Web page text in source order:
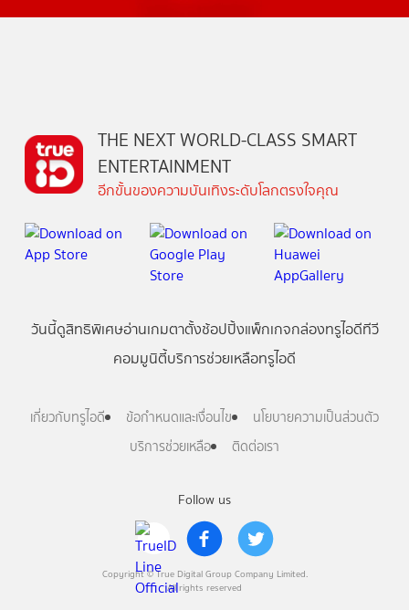
Follow us
Copyright © True Digital Group Company Limited.
All rights reserved
THE NEXT WORLD-CLASS SMART
ENTERTAINMENT
อีกขั้นของความบันเทิงระดับโลกตรงใจคุณ
วันนี้ดูสิทธิพิเศษอ่านเกมตาตั้งช้อปปิ้งแพ็กเกจกล่องทรูไอดีทีวี
คอมมูนิตี้บริการช่วยเหลือทรูไอดี
เกี่ยวกับทรูไอดี ข้อกำหนดและเงื่อนไข
นโยบายความเป็นส่วนตัว
บริการช่วยเหลือ
ติดต่อเรา